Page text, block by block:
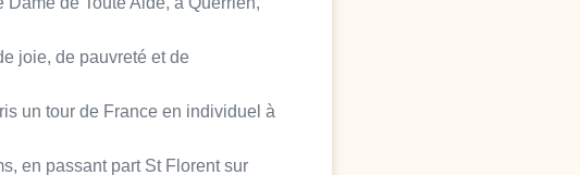
joie, de pauvreté et de
un tour de France en individuel à
en passant part St Florent sur